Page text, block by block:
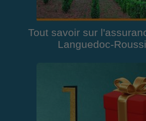
Tout savoir sur
Languedoc-